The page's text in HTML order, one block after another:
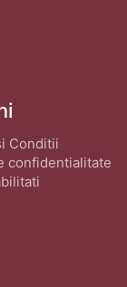
Conditii
confidentialitate